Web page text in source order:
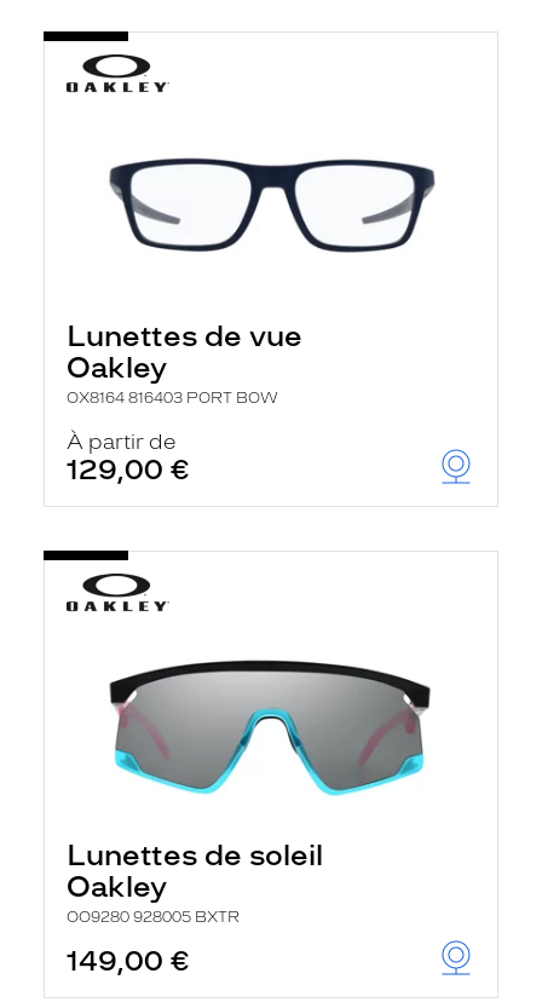
Lunettes de vue
Oakley
OX8164 816403 PORT BOW
À partir de
129,00 €
Lunettes de soleil
Oakley
OO9280 928005 BXTR
149,00 €